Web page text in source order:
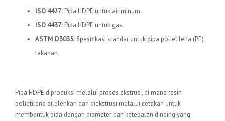
ISO 4427: Pipa HDPE untuk air minum.
ISO 4437: Pipa HDPE untuk gas.
ASTM D3035:Spesifikasi standar untuk pipa polietilena (PE)
tekanan.
Pipa HDPE diproduksi melalui proses ekstrusi, di mana resin
polietilena dilelehkan dan diekstrusi melalui cetakan untuk
membentuk pipa dengan diameter dan ketebalan dinding yang